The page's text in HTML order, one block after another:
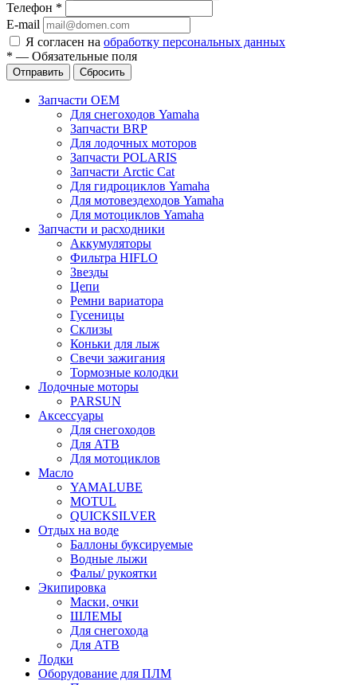
Телефон *
E-mail
Я согласен на обработку персональных данных
* — Обязательные поля
Отправить Сбросить
Запчасти OEM
Для снегоходов Yamaha
Запчасти BRP
Для лодочных моторов
Запчасти POLARIS
Запчасти Arctic Cat
Для гидроциклов Yamaha
Для мотовездеходов Yamaha
Для мотоциклов Yamaha
Запчасти и расходники
Аккумуляторы
Фильтра HIFLO
Звезды
Цепи
Ремни вариатора
Гусеницы
Склизы
Коньки для лыж
Свечи зажигания
Тормозные колодки
Лодочные моторы
PARSUN
Аксессуары
Для снегоходов
Для АТВ
Для мотоциклов
Масло
YAMALUBE
MOTUL
QUICKSILVER
Отдых на воде
Баллоны буксируемые
Водные лыжи
Фалы/ рукоятки
Экипировка
Маски, очки
ШЛЕМЫ
Для снегохода
Для АТВ
Лодки
Оборудование для ПЛМ